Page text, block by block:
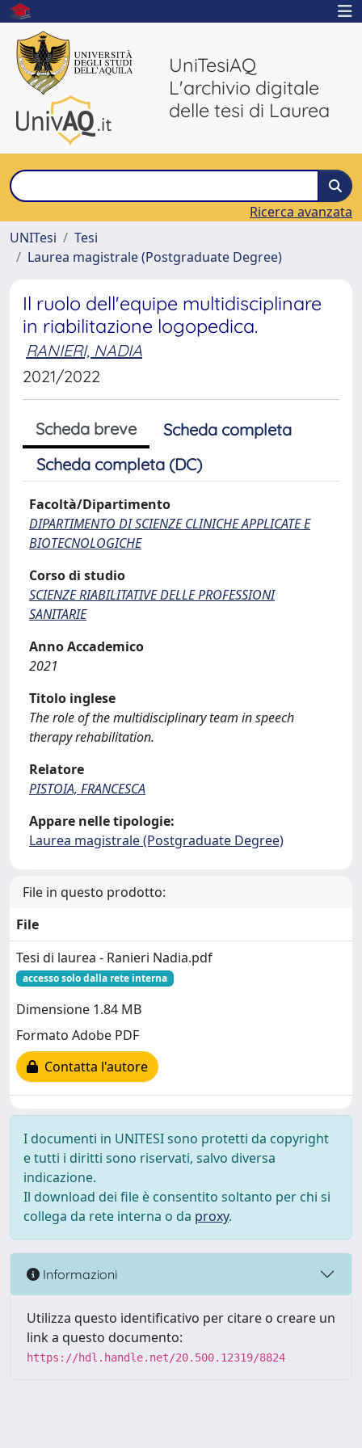
UniTesiAQ
L'archivio digitale
delle tesi di Laurea
Ricerca avanzata
UNITesi
Tesi
Laurea magistrale (Postgraduate Degree)
Il ruolo dell'equipe multidisciplinare
in riabilitazione logopedica.
RANIERI, NADIA
2021/2022
Scheda breve
Scheda completa
Scheda completa (DC)
Facoltà/Dipartimento
DIPARTIMENTO DI SCIENZE CLINICHE APPLICATE E
BIOTECNOLOGICHE
Corso di studio
SCIENZE RIABILITATIVE DELLE PROFESSIONI
SANITARIE
Anno Accademico
2021
Titolo inglese
The role of the multidisciplinary team in speech
therapy rehabilitation.
Relatore
PISTOIA, FRANCESCA
Appare nelle tipologie:
Laurea magistrale (Postgraduate Degree)
File in questo prodotto:
File
Tesi di laurea - Ranieri Nadia.pdf
accesso solo dalla rete interna
Dimensione 1.84 MB
Formato Adobe PDF
Contatta l'autore
I documenti in UNITESI sono protetti da copyright
e tutti i diritti sono riservati, salvo diversa
indicazione.
Il download dei file è consentito soltanto per chi si
collega da rete interna o da proxy.
Informazioni
Utilizza questo identificativo per citare o creare un
link a questo documento:
https://hdl.handle.net/20.500.12319/8824